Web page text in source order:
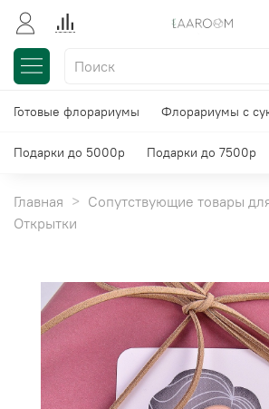
Готовые флорариумы Флорариумы с
Подарки до 5000р Подарки до 7500р
Главная
Сопутствующие товары
Открытки